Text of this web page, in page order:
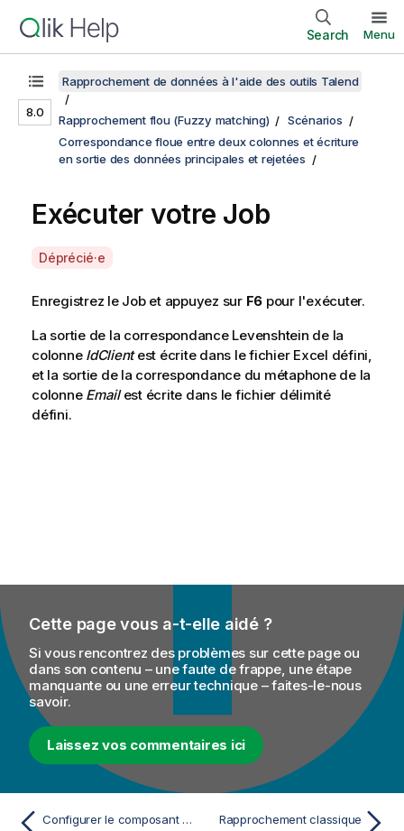
Search Menu
8.0
Rapprochement de données à l'aide des outils Talend
Rapprochement flou (Fuzzy matching)
Scénarios
Correspondance floue entre deux colonnes et écriture
en sortie des données principales et rejetées
Exécuter votre Job
A
a
l
a
b
i
l
Déprécié·e
Enregistrez le Job et appuyez sur F6 pour l'exécuter.
La sortie de la correspondance Levenshtein de la
colonne IdClientest écrite dans le fichier Excel défini,
et la sortie de la correspondance du métaphone de la
colonne Emailest écrite dans le fichier délimité
défini.
Cette page vous a-t-elle aidé ?
Si vous rencontrez des problèmes sur cette page ou
dans son contenu – une faute de frappe, une étape
manquante ou une erreur technique – faites-le-nous
savoir.
Laissez vos commentaires ici
Configurer le composant de sortie Rapprochement classique